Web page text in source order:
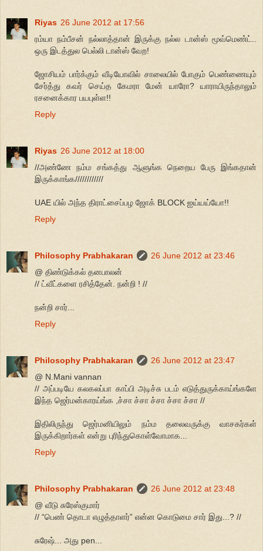
Riyas 26 June 2012 at 17:56
ரம்யா நம்பீசன் நல்லாத்தான் இருக்கு நல்ல டான்ஸ் மூவ்மெண்ட்..
ஒரு இடத்துல பெல்லி டான்ஸ் வேற!
ஜோசியம் பார்க்கும் வீடியோவில் சாலையில் போகும் பெண்ணையும்
சேர்த்து கவர் செய்த கேமரா மேன் யாரோ? யாராயிருந்தாலும்
ரசனைக்கார பயபுள்ள!!
Reply
Riyas 26 June 2012 at 18:00
//அண்ணே நம்ம சங்கத்து ஆளுங்க நெறைய பேரு இங்கதான்
இருக்காங்க////////////
UAE யில் அந்த திராட்சைப்பழ ஜோக் BLOCK ஐய்யய்யோ!!
Reply
Philosophy Prabhakaran
26 June 2012 at 23:46
@ திண்டுக்கல் தனபாலன்
// ட்வீட்களை ரசித்தேன். நன்றி ! //
நன்றி சார்...
Reply
Philosophy Prabhakaran
26 June 2012 at 23:47
@ N.Mani vannan
// அப்படியே கலகலப்பா காப்பி அடிச்சு படம் எடுத்துருக்காய்ங்களே
இந்த ஜெர்மன்காரய்ங்க ,ச்சா ச்சா ச்சா ச்சா ச்சா //
இதிலிருந்து ஜெர்மனியிலும் நம்ம தலைவருக்கு வாசகர்கள்
இருக்கிறார்கள் என்று புரிந்துகொள்வோமாக...
Reply
Philosophy Prabhakaran
26 June 2012 at 23:48
@ வீடு சுரேஸ்குமார்
// “பெண் தொடா எழுத்தாளர்” என்ன கொடுமை சார் இது...? //
சுரேஷ்... அது pen...